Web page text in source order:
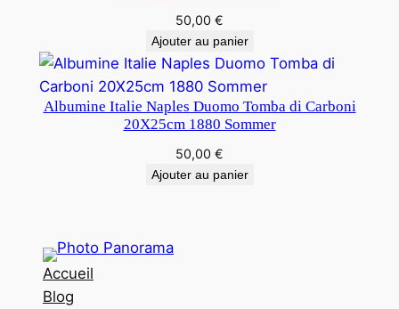
50,00 €
Ajouter au panier
Albumine Italie Naples Duomo Tomba di Carboni
20X25cm 1880 Sommer
50,00 €
Ajouter au panier
Accueil
Blog